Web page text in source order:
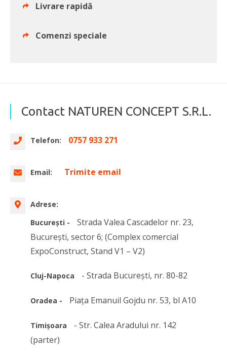
Livrare rapidă
Comenzi speciale
Contact NATUREN CONCEPT S.R.L.
Telefon: 0757 933 271
Email: Trimite email
Adrese:
București -
Strada Valea Cascadelor nr. 23,
București, sector 6; (Complex comercial
ExpoConstruct, Stand V1 – V2)
Cluj-Napoca - Strada București, nr. 80-82
Oradea - Piața Emanuil Gojdu nr. 53, bl A10
Timișoara
- Str. Calea Aradului nr. 142
(parter)